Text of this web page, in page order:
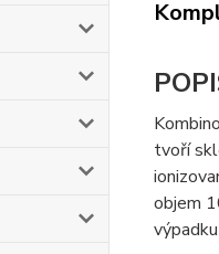
tvoří
objem